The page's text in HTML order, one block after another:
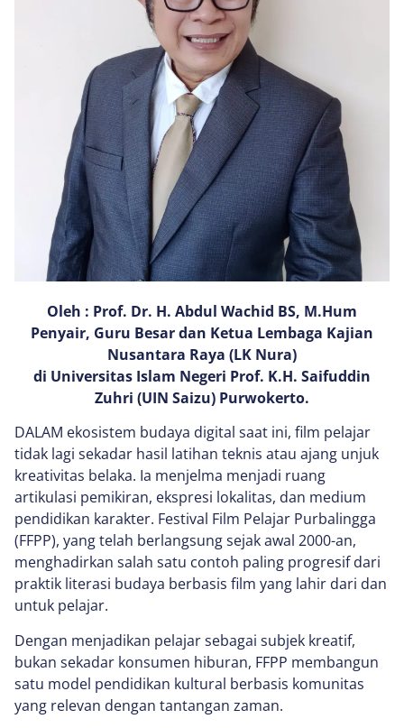
Oleh : Prof. Dr. H. Abdul Wachid BS, M.Hum
Penyair, Guru Besar dan Ketua Lembaga Kajian
Nusantara Raya (LK Nura)
di Universitas Islam Negeri Prof. K.H. Saifuddin
Zuhri (UIN Saizu) Purwokerto.
DALAM ekosistem budaya digital saat ini, film pelajar
tidak lagi sekadar hasil latihan teknis atau ajang unjuk
kreativitas belaka. Ia menjelma menjadi ruang
artikulasi pemikiran, ekspresi lokalitas, dan medium
pendidikan karakter. Festival Film Pelajar Purbalingga
(FFPP), yang telah berlangsung sejak awal 2000-an,
menghadirkan salah satu contoh paling progresif dari
praktik literasi budaya berbasis film yang lahir dari dan
untuk pelajar.
Dengan menjadikan pelajar sebagai subjek kreatif,
bukan sekadar konsumen hiburan, FFPP membangun
satu model pendidikan kultural berbasis komunitas
yang relevan dengan tantangan zaman.